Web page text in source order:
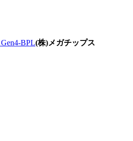
BPL(株)メガチップス